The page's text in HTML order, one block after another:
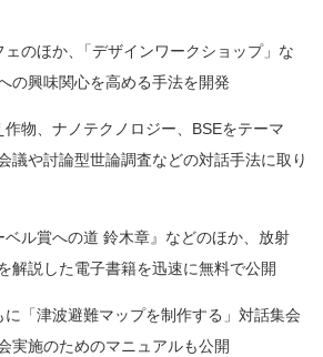
ェのほか
「デザインワークショップ」な
の興味関心を高める手法を開発
物、ナノテクノロジー、BSEをテーマ
議や討論型世論調査などの対話手法に取り
ル賞への道 鈴木章』などのほか、放射
解説した電子書籍を迅速に無料で公開
「津波避難マップを制作する」対話集会
実施のためのマニュアルも公開